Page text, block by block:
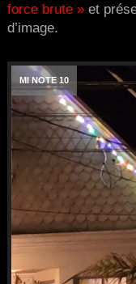
force brute »et
d’image.
MI NOTE 10